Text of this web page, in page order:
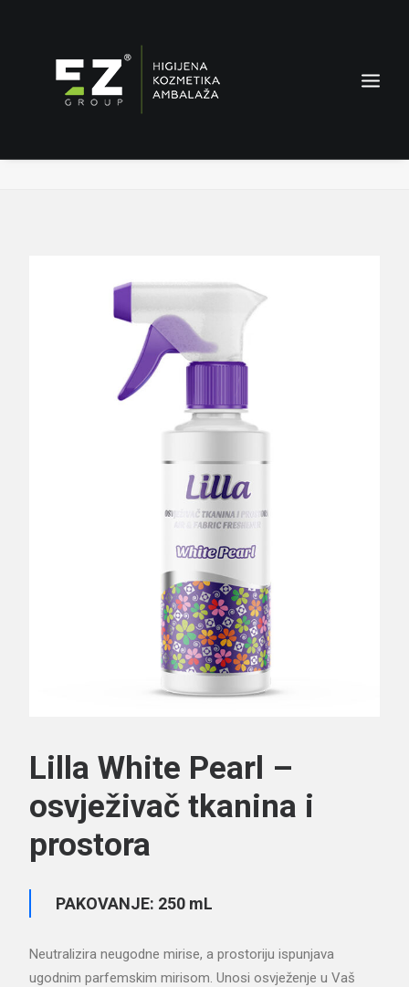
Search
Lilla White Pearl – osvježivač tkanina i prostora
Lilla White Pearl –
osvježivač tkanina i
prostora
PAKOVANJE: 250 mL
Neutralizira neugodne mirise, a prostoriju ispunjava
ugodnim parfemskim mirisom. Unosi osvježenje u Vaš